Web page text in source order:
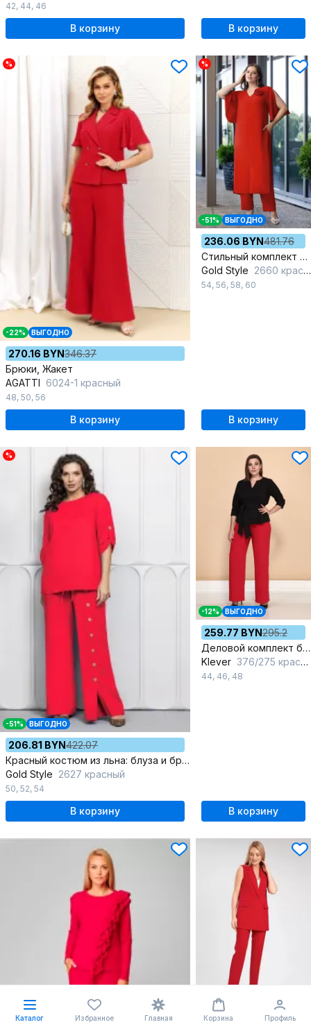
42, 44, 46
В корзину В корзину
%
-22% ВЫГОДНО
270.16 BYN346.37
Брюки, Жакет
AGATTI 6024-1 красный
48, 50, 56
В корзину
%
-51% ВЫГОДНО
236.06 BYN481.76
Стильный комплект из туники и брюк из струящейся ткани
Gold Style 2660 красный
54, 56, 58, 60
В корзину
%
-51% ВЫГОДНО
206.81 BYN422.07
Красный костюм из льна: блуза и брюки для летних дней
Gold Style 2627 красный
50, 52, 54
В корзину
-12% ВЫГОДНО
259.77 BYN295.2
Деловой комплект блуза и облегающие брюки из текстиля
Klever 376/275 красный/черный
44, 46, 48
В корзину
-12%
285.75 BYN
324.72
Каталог Избранное Главная Корзина Профиль